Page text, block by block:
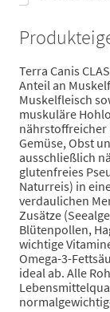
Terra Canis
Anteil an
Muskelfleisch
muskuläre
nährstoffreicher
Gemüse, Obst
ausschließlich
glutenfreies
Naturreis) in
verdaulichen
Zusätze
Blütenpollen,
wichtige
Omega-3-
ideal ab. Alle